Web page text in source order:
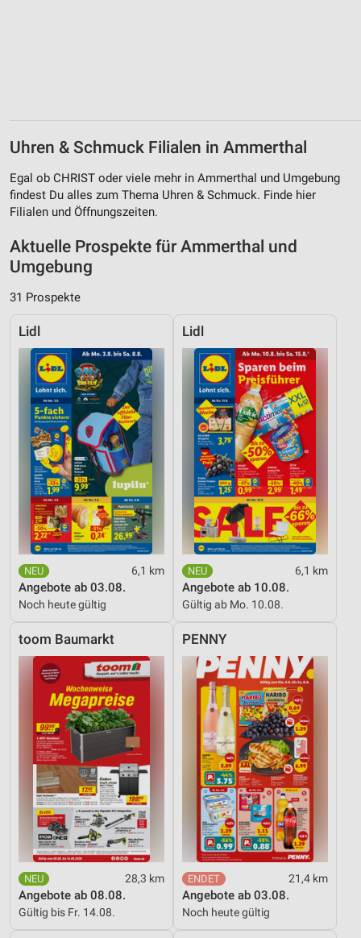
Uhren & Schmuck Filialen in Ammerthal
Egal ob CHRIST oder viele mehr in Ammerthal und Umgebung
findest Du alles zum Thema Uhren & Schmuck. Finde hier
Filialen und Öffnungszeiten.
Aktuelle Prospekte für Ammerthal und
Umgebung
31 Prospekte
Lidl
6,1 km
Angebote ab 03.08.
Noch heute gültig
Lidl
6,1 km
Angebote ab 10.08.
Gültig ab Mo. 10.08.
toom Baumarkt
28,3 km
Angebote ab 08.08.
Gültig bis Fr. 14.08.
PENNY
21,4 km
Angebote ab 03.08.
Noch heute gültig